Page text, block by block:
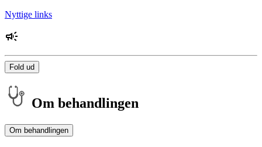
Nyttige links
Fold ud
Om behandlingen
Om behandlingen